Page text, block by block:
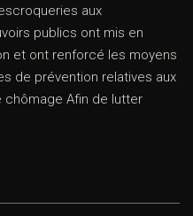
aux
publics ont mis en
et ont renforcé les moyens
de prévention relatives aux
chômage Afin de lutter